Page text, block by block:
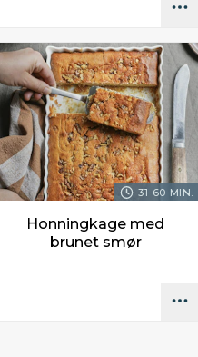
31-60 MIN.
Honningkage med
brunet smør